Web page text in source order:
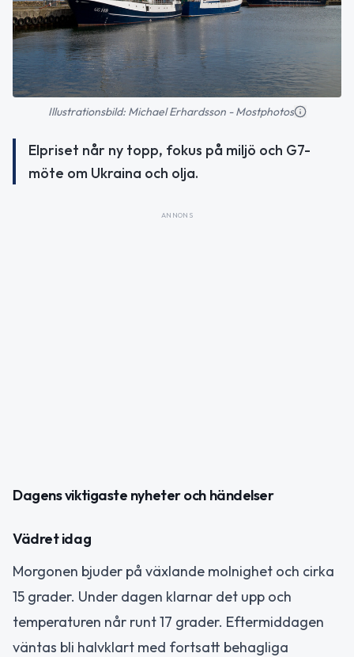
Illustrationsbild: Michael Erhardsson - Mostphotos
Elpriset når ny topp, fokus på miljö och G7-
möte om Ukraina och olja.
ANNONS
Dagens viktigaste nyheter och händelser
Vädret idag
Morgonen bjuder på växlande molnighet och cirka
15 grader. Under dagen klarnar det upp och
temperaturen når runt 17 grader. Eftermiddagen
väntas bli halvklart med fortsatt behagliga